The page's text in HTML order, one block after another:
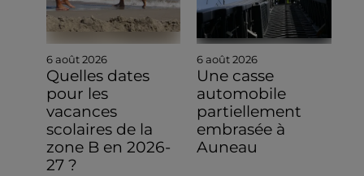
6 août 2026
Quelles dates
pour les
vacances
scolaires de la
zone B en 2026-
27 ?
6 août 2026
Une casse
automobile
partiellement
embrasée à
Auneau